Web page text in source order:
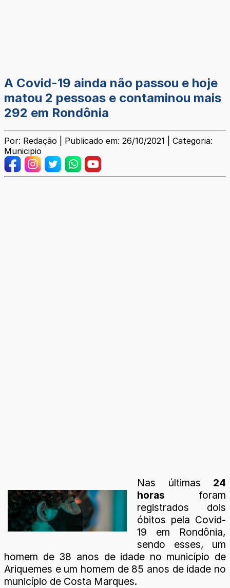
A Covid-19 ainda não passou e hoje
matou 2 pessoas e contaminou mais
292 em Rondônia
Por: Redação | Publicado em: 26/10/2021 | Categoria:
Municipio
Nas últimas 24
horas foram
registrados dois
óbitos pela Covid-
19 em Rondônia,
sendo esses, um
homem de 38 anos de idade no município de
Ariquemes e um homem de 85 anos de idade no
município de Costa Marques.